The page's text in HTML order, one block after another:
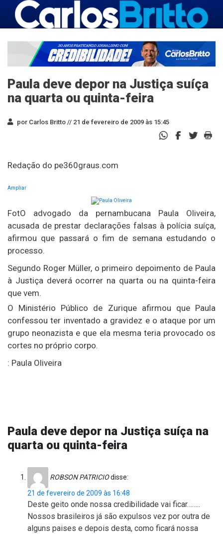
Paula deve depor na Justiça suíça
na quarta ou quinta-feira
por Carlos Britto // 21 de fevereiro de 2009 às 15:45
Redação do pe360graus.com
Ampliar
FotO advogado da pernambucana Paula Oliveira,
acusada de prestar declarações falsas à polícia suíça,
afirmou que passará o fim de semana estudando o
processo.
Segundo Roger Müller, o primeiro depoimento de Paula
à Justiça deverá ocorrer na quarta ou na quinta-feira
que vem.
O Ministério Público de Zurique afirmou que Paula
confessou ter inventado a gravidez e o ataque por um
grupo neonazista e que ela mesma teria provocado os
cortes no próprio corpo.
: Paula Oliveira
Paula deve depor na Justiça suíça na
quarta ou quinta-feira
ROBSON PATRICIOdisse:
21 de fevereiro de 2009 às 16:48
Deste geito onde nossa credibilidade vai ficar……..
Nossos brasileiros já são expulsos vez por outra de
alguns paises e depois desta, como ficará nossa